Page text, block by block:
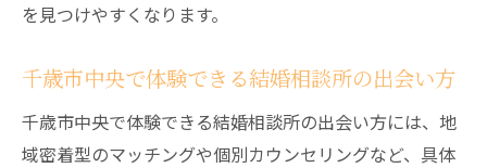
を見つけやすくなります。
千歳市中央で体験できる結婚相談所の出会い方
千歳市中央で体験できる結婚相談所の出会い方には、地
域密着型のマッチングや個別カウンセリングなど、具体